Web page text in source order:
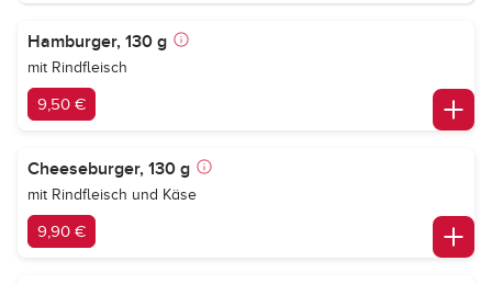
Hamburger, 130 g
mit Rindfleisch
9,50 €
Cheeseburger, 130 g
mit Rindfleisch und Käse
9,90 €